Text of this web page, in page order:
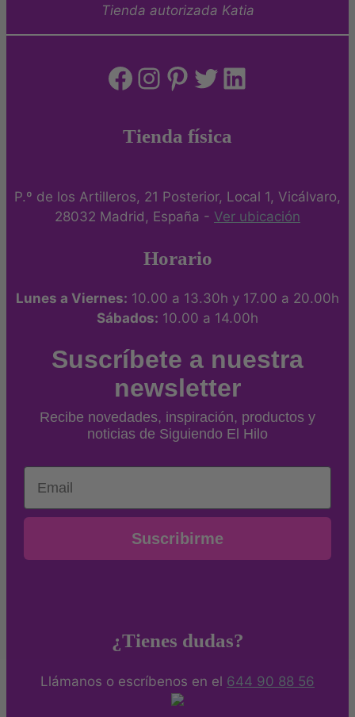
Tienda autorizada Katia
Facebook
Instagram
Pinterest
Twitter
LinkedIn
Tienda física
P.º de los Artilleros, 21 Posterior, Local 1, Vicálvaro,
28032 Madrid, España - Ver ubicación
Horario
Lunes a Viernes: 10.00 a 13.30h y 17.00 a 20.00h
Sábados: 10.00 a 14.00h
Suscríbete a nuestra
newsletter
Recibe novedades, inspiración, productos y
noticias de Siguiendo El Hilo
Email
Suscribirme
¿Tienes dudas?
Llámanos o escríbenos en el 644 90 88 56